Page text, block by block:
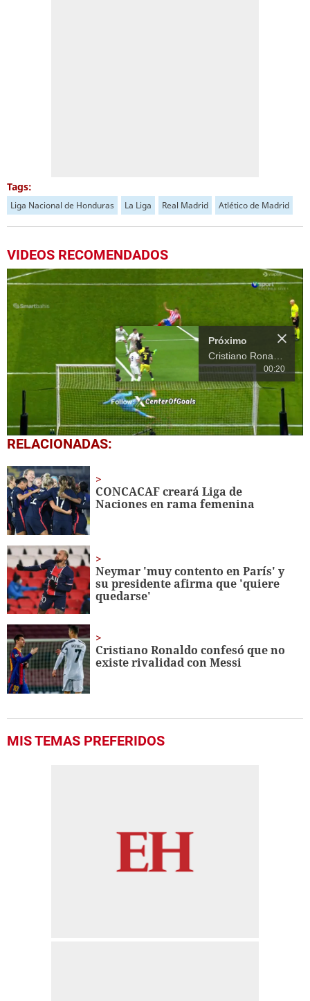
Tags:
Liga Nacional de Honduras La Liga Real Madrid Atlético de Madrid
VIDEOS RECOMENDADOS
Más Videos
Cristiano Ronaldo
pone a ganar al Real
Madrid ante el
Atlético
00:12
4.Gonzalo pone a ganar a Real Madrid sobre Real Sociedad en el Bernabéu
0
seconds
13
seconds
RELACIONADAS:
CONCACAF creará Liga de
Naciones en rama femenina
Neymar 'muy contento en París' y
su presidente afirma que 'quiere
quedarse'
Cristiano Ronaldo confesó que no
existe rivalidad con Messi
MIS TEMAS PREFERIDOS